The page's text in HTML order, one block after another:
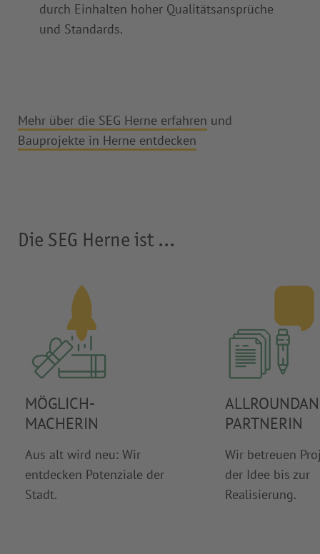
durch Einhalten hoher Qualitätsansprüche
und Standards.
Mehr über die SEG Herne erfahren und
Bauprojekte in Herne entdecken
Die SEG Herne ist ...
MÖGLICH-
MACHERIN
Aus alt wird neu: Wir
entdecken Potenziale der
Stadt.
PARTNERIN
Wir betreuen
der Idee bis zur
Realisierung.